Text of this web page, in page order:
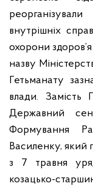
внутрішніх
охорони
назву
Гетьманату
влади. Замість
Державний
Формування
Василенку, який
з 7 травня
козацько-